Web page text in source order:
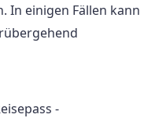
In einigen Fällen kann
-